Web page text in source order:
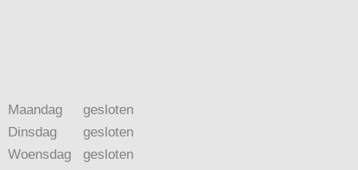
Maandag
Dinsdag
Woensdag
gesloten
gesloten
gesloten